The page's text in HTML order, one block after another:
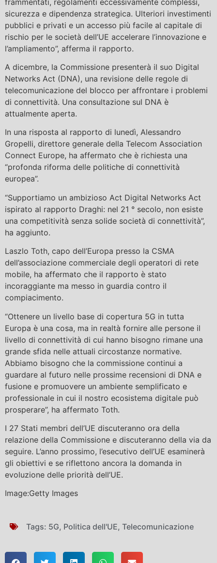
sicurezza e dipendenza strategica. Ulteriori investimenti
pubblici e privati ​​e un accesso più facile al capitale di
rischio per le società dell’UE accelerare l’innovazione e
l’ampliamento”, afferma il rapporto.
A dicembre, la Commissione presenterà il suo Digital
Networks Act (DNA), una revisione delle regole di
telecomunicazione del blocco per affrontare i problemi
di connettività. Una consultazione sul DNA è
attualmente aperta.
In una risposta al rapporto di lunedì, Alessandro
Gropelli, direttore generale della Telecom Association
Connect Europe, ha affermato che è richiesta una
“profonda riforma delle politiche di connettività
europea”.
“Supportiamo un ambizioso Act Digital Networks Act
ispirato al rapporto Draghi: nel 21 ° secolo, non esiste
una competitività senza solide società di connettività”,
ha aggiunto.
Laszlo Toth, capo dell’Europa presso la CSMA
dell’associazione commerciale degli operatori di rete
mobile, ha affermato che il rapporto è stato
incoraggiante ma messo in guardia contro il
compiacimento.
“Ottenere un livello base di copertura 5G in tutta
Europa è una cosa, ma in realtà fornire alle persone il
livello di connettività di cui hanno bisogno rimane una
grande sfida nelle attuali circostanze normative.
Abbiamo bisogno che la commissione continui a
guardare al futuro nelle prossime recensioni di DNA e
fusione e promuovere un ambiente semplificato e
professionale in cui il nostro ecosistema digitale può
prosperare”, ha affermato Toth.
I 27 Stati membri dell’UE discuteranno ora della
relazione della Commissione e discuteranno della via da
seguire. L’anno prossimo, l’esecutivo dell’UE esaminerà
gli obiettivi e se riflettono ancora la domanda in
evoluzione delle priorità dell’UE.
Image:Getty Images
Tags: 5G, Politica dell'UE, Telecomunicazione